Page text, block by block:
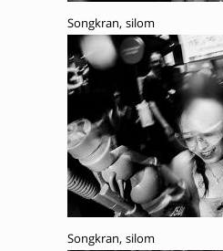
Songkran, silom
Songkran, silom